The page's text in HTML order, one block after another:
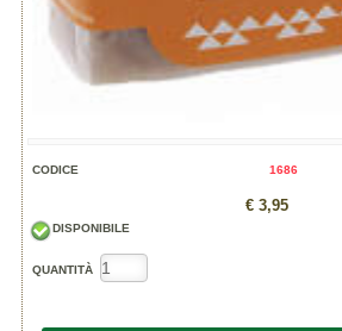
CODICE 1686
€ 3,95
DISPONIBILE
QUANTITÀ